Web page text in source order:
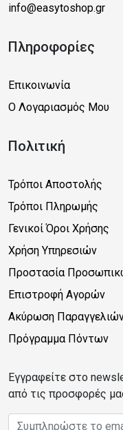
info@easytoshop.gr
Πληροφορίες
Επικοινωνία
Ο Λογαριασμός Μου
Πολιτική
Τρόποι Αποστολής
Τρόποι Πληρωμής
Γενικοί Όροι Χρήσης
Χρήση Υπηρεσιών
Προστασία
Επιστροφή Αγορών
Ακύρωση
Πρόγραμμα Πόντων
Εγγραφείτε στο
από τις προσφορές
Email address